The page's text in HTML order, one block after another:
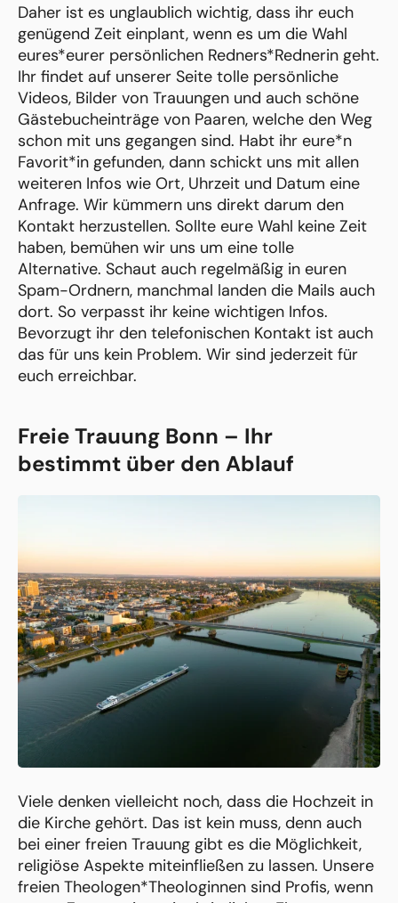
Daher ist es unglaublich wichtig, dass ihr euch
genügend Zeit einplant, wenn es um die Wahl
eures*eurer persönlichen Redners*Rednerin geht.
Ihr findet auf unserer Seite tolle persönliche
Videos, Bilder von Trauungen und auch schöne
Gästebucheinträge von Paaren, welche den Weg
schon mit uns gegangen sind. Habt ihr eure*n
Favorit*in gefunden, dann schickt uns mit allen
weiteren Infos wie Ort, Uhrzeit und Datum eine
Anfrage. Wir kümmern uns direkt darum den
Kontakt herzustellen. Sollte eure Wahl keine Zeit
haben, bemühen wir uns um eine tolle
Alternative. Schaut auch regelmäßig in euren
Spam-Ordnern, manchmal landen die Mails auch
dort. So verpasst ihr keine wichtigen Infos.
Bevorzugt ihr den telefonischen Kontakt ist auch
das für uns kein Problem. Wir sind jederzeit für
euch erreichbar.
Freie Trauung Bonn – Ihr
bestimmt über den Ablauf
Viele denken vielleicht noch, dass die Hochzeit in
die Kirche gehört. Das ist kein muss, denn auch
bei einer freien Trauung gibt es die Möglichkeit,
religiöse Aspekte miteinfließen zu lassen. Unsere
freien Theologen*Theologinnen sind Profis, wenn